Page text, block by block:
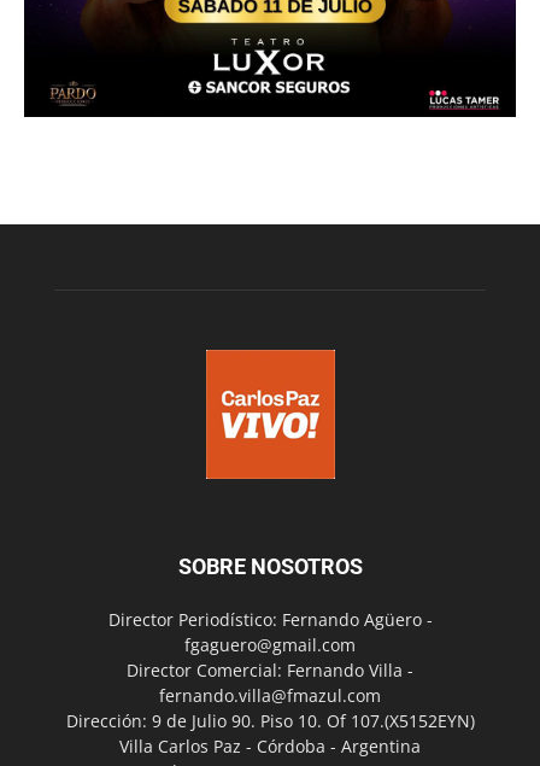
SOBRE NOSOTROS
Director Periodístico: Fernando Agüero -
fgaguero@gmail.com
Director Comercial: Fernando Villa -
fernando.villa@fmazul.com
Dirección: 9 de Julio 90. Piso 10. Of 107.(X5152EYN)
Villa Carlos Paz - Córdoba - Argentina